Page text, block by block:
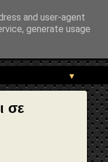
▼
σε
and user-agent
generate usage